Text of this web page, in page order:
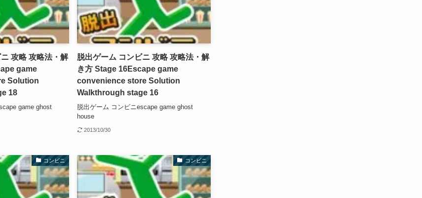
攻略 攻略法・解
game
Solution
18
game ghost
脱出ゲーム コンビニ 攻略 攻略法・解
き方 Stage 16Escape game
convenience store Solution
Walkthrough stage 16
脱出ゲーム コンビニescape game ghost
house
2013/10/30
コンビニ コンビニ